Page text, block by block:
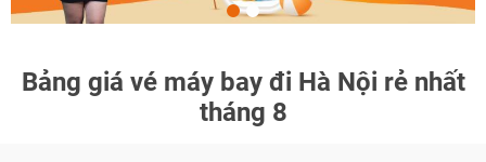
Bảng giá vé máy bay đi Hà Nội rẻ nhất
tháng 8
TƯ VẤN NGAY